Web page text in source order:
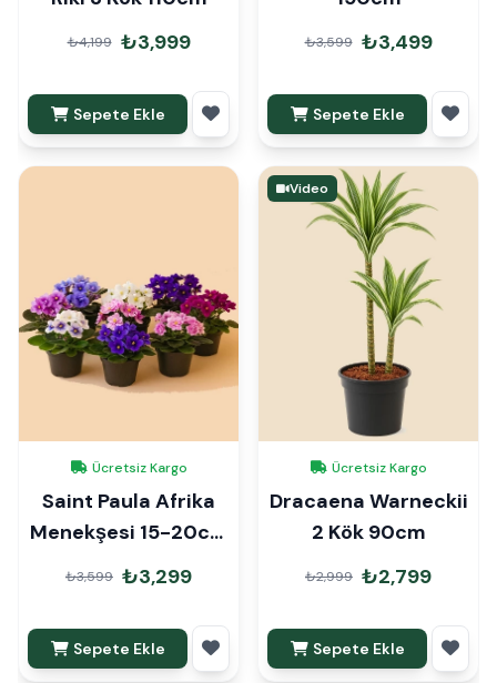
₺4,199 ₺3,999
Sepete Ekle
₺3,599 ₺3,499
Sepete Ekle
Ücretsiz Kargo
Saint Paula Afrika
Menekşesi 15-20cm
6lı Set
₺3,599 ₺3,299
Sepete Ekle
Video
Ücretsiz Kargo
Dracaena Warneckii
2 Kök 90cm
₺2,999 ₺2,799
Sepete Ekle